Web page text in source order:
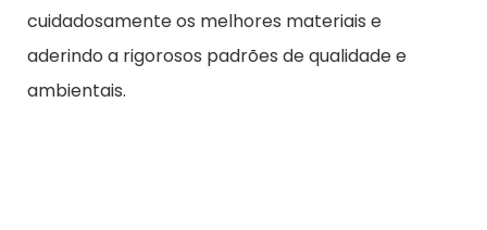
cuidadosamente os melhores materiais e
aderindo a rigorosos padrões de qualidade e
ambientais.